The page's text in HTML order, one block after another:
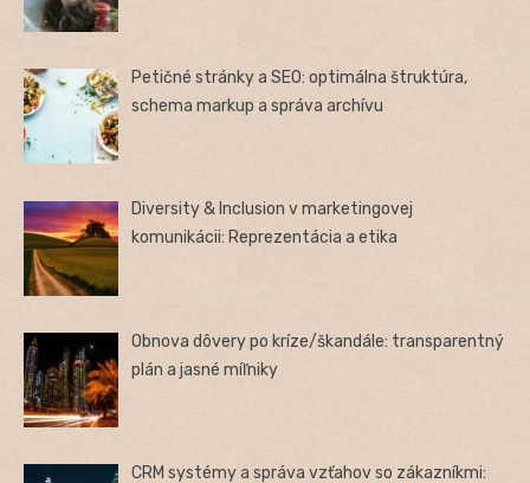
Petičné stránky a SEO: optimálna štruktúra,
schema markup a správa archívu
Diversity & Inclusion v marketingovej
komunikácii: Reprezentácia a etika
Obnova dôvery po kríze/škandále: transparentný
plán a jasné míľniky
CRM systémy a správa vzťahov so zákazníkmi: